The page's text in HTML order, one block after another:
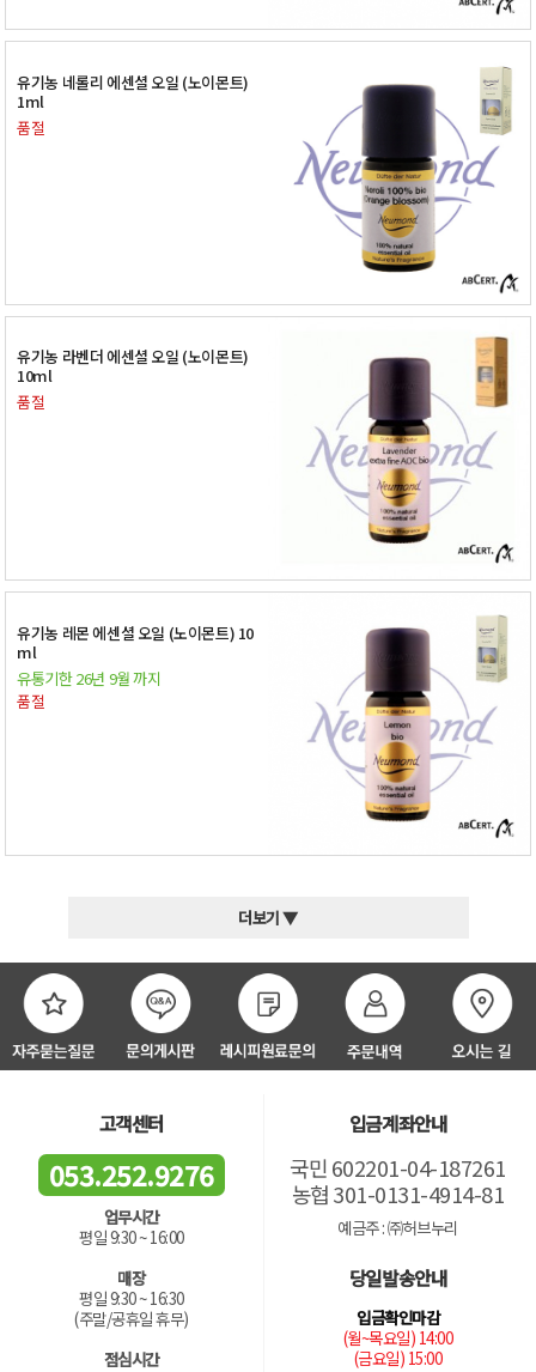
유기농 네롤리 에센셜 오일 (노이몬트)
1ml
품절
유기농 라벤더 에센셜 오일 (노이몬트)
10ml
품절
유기농 레몬 에센셜 오일 (노이몬트) 10
ml
유통기한 26년 9월 까지
품절
더보기 ▼
고객센터
053.252.9276
업무시간
평일 9:30 ~ 16:00
매장
평일 9:30 ~ 16:30
(주말/공휴일 휴무)
점심시간
입금계좌안내
국민 602201-04-187261
농협 301-0131-4914-81
예금주 : ㈜허브누리
당일발송안내
입금확인마감
(월~목요일) 14:00
(금요일) 15:00